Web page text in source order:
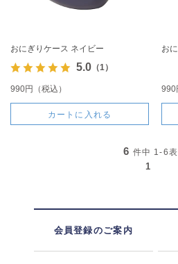
おにぎりケース ネイビー
5.0（1）
990円（税込）
カートに入れる
お
990
6 件中 1-6
1
会員登録のご案内